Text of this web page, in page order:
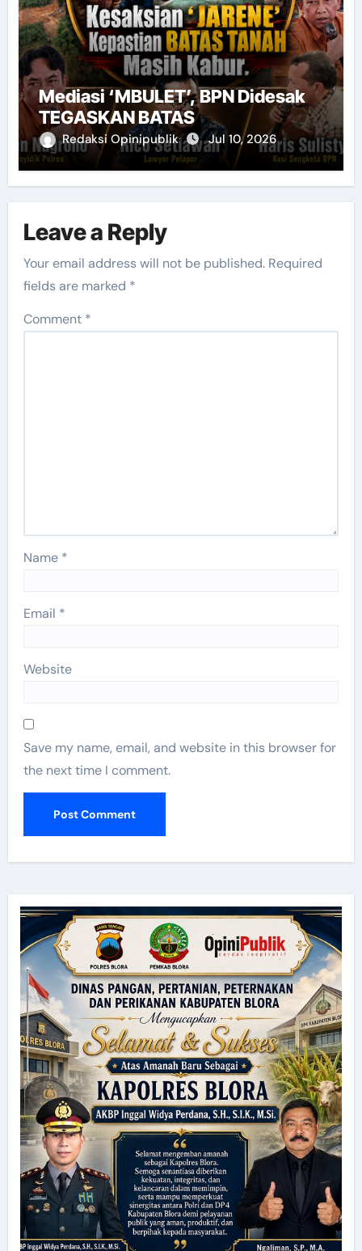
Mediasi ‘MBULET’, BPN Didesak
TEGASKAN BATAS
Redaksi Opinipublik Jul 10, 2026
Leave a Reply
Your email address will not be published. Required
fields are marked *
Comment *
Name *
Email *
Website
Save my name, email, and website in this browser for
the next time I comment.